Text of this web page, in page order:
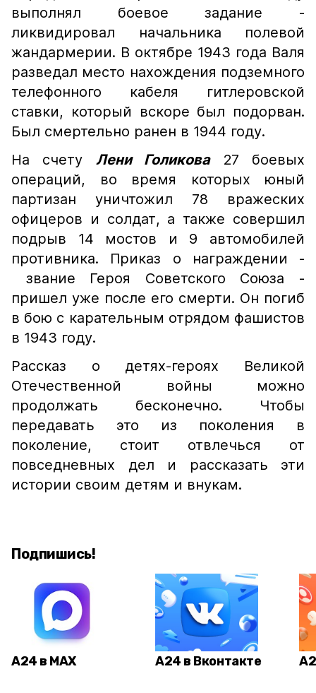
выполнял боевое задание -
ликвидировал начальника полевой
жандармерии. В октябре 1943 года Валя
разведал место нахождения подземного
телефонного кабеля гитлеровской
ставки, который вскоре был подорван.
Был смертельно ранен в 1944 году.
На счету Лени Голикова27 боевых
операций, во время которых юный
партизан уничтожил 78 вражеских
офицеров и солдат, а также совершил
подрыв 14 мостов и 9 автомобилей
противника. Приказ о награждении -
звание Героя Советского Союза -
пришел уже после его смерти. Он погиб
в бою с карательным отрядом фашистов
в 1943 году.
Рассказ о детях-героях Великой
Отечественной войны можно
продолжать бесконечно. Чтобы
передавать это из поколения в
поколение, стоит отвлечься от
повседневных дел и рассказать эти
истории своим детям и внукам.
Подпишись!
А24 в MAX А24 в Вконтакте